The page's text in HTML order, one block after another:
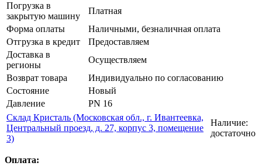
Погрузка в
закрытую машину
Платная
Форма оплаты
Наличными, безналичная оплата
Отгрузка в кредит
Предоставляем
Доставка в
регионы
Осуществляем
Возврат товара
Индивидуально по согласованию
Состояние
Новый
Давление
PN 16
Склад Кристаль (Московская обл., г. Ивантеевка,
Центральный проезд, д. 27, корпус 3, помещение
3)
Наличие:
достаточно
Оплата: